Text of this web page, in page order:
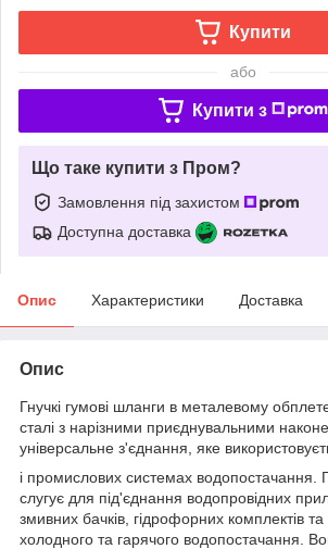
Купити
або
Купити з
Що таке купити з Пром?
Замовлення під захистом
Доступна доставка
Опис Характеристики Доставка
Опис
Гнучкі гумові шланги в металевому
сталі з нарізними приєднувальними
універсальне з'єднання, яке
і промислових системах водопостачання.
слугує для під'єднання водопровідних
змивних бачків, гідрофорних комплектів
холодного та гарячого водопостачання.